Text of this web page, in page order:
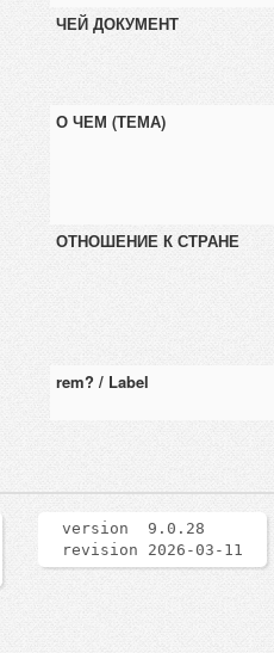
ЧЕЙ ДОКУМЕНТ
О ЧЕМ (ТЕМА)
ОТНОШЕНИЕ К СТРАНЕ
rem? / Label
version 9.0.28
revision 2026-03-11